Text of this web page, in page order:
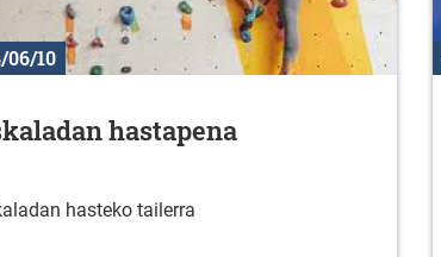
06/10
hastapena
hasteko tailerra